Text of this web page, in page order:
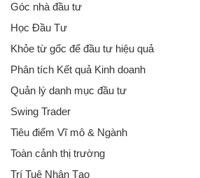
Góc nhà đầu tư
Học Đầu Tư
Khỏe từ gốc để đầu tư hiệu quả
Phân tích Kết quả Kinh doanh
Quản lý danh mục đầu tư
Swing Trader
Tiêu điểm Vĩ mô & Ngành
Toàn cảnh thị trường
Trí Tuệ Nhân Tạo